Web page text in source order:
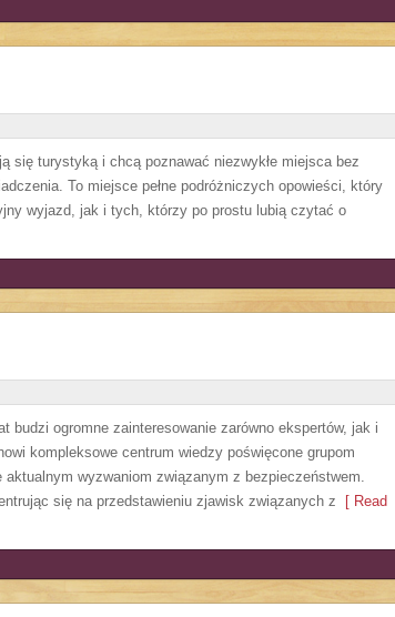
się turystyką i chcą poznawać niezwykłe miejsca bez
To miejsce pełne podróżniczych opowieści, który
wyjazd, jak i tych, którzy po prostu lubią czytać o
budzi ogromne zainteresowanie zarówno ekspertów, jak i
kompleksowe centrum wiedzy poświęcone grupom
wyzwaniom związanym z bezpieczeństwem.
się na przedstawieniu zjawisk związanych z [ Read